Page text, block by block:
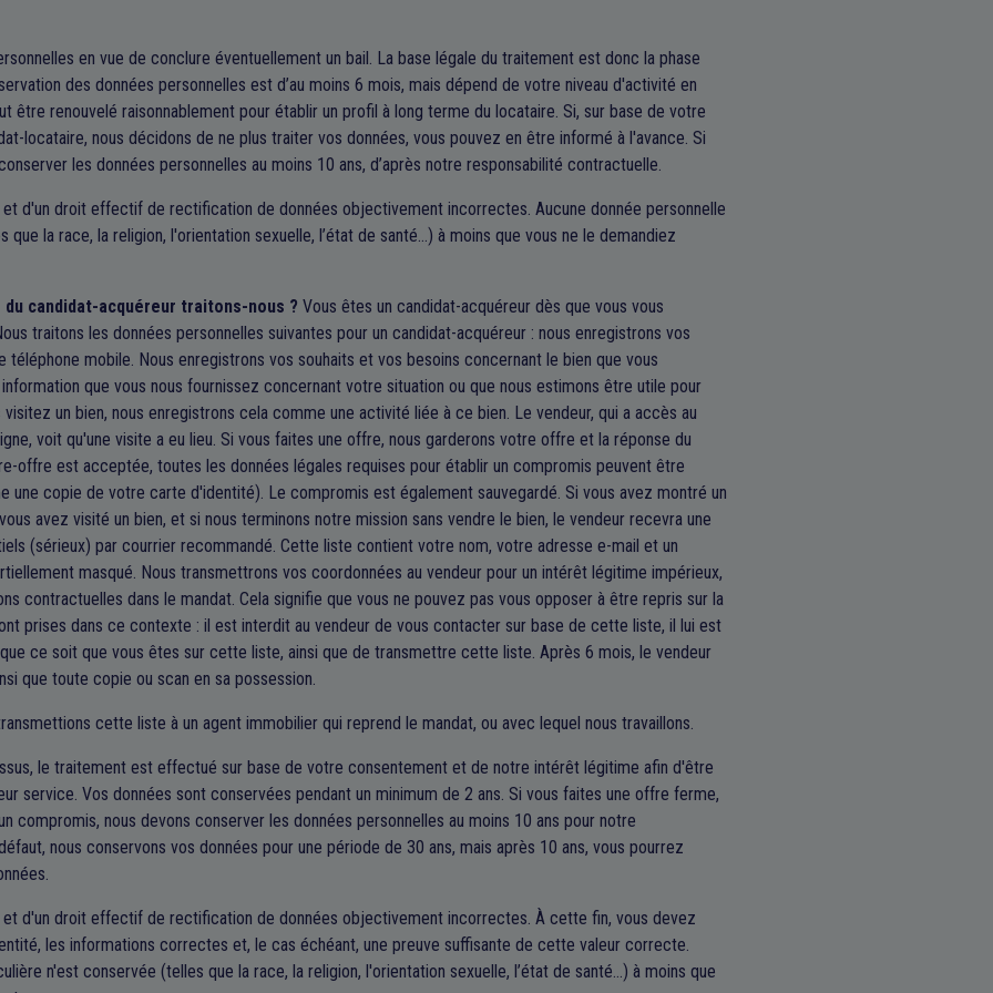
en vue de conclure éventuellement un bail. La base légale du traitement est donc la phase
des données personnelles est d’au moins 6 mois, mais dépend de votre niveau d'activité en
être renouvelé raisonnablement pour établir un profil à long terme du locataire. Si, sur base de votre
locataire, nous décidons de ne plus traiter vos données, vous pouvez en être informé à l'avance. Si
les données personnelles au moins 10 ans, d’après notre responsabilité contractuelle.
d'un droit effectif de rectification de données objectivement incorrectes. Aucune donnée personnelle
la race, la religion, l'orientation sexuelle, l’état de santé…) à moins que vous ne le demandiez
candidat-acquéreur traitons-nous ? Vous êtes un candidat-acquéreur dès que vous vous
traitons les données personnelles suivantes pour un candidat-acquéreur : nous enregistrons vos
téléphone mobile. Nous enregistrons vos souhaits et vos besoins concernant le bien que vous
que vous nous fournissez concernant votre situation ou que nous estimons être utile pour
un bien, nous enregistrons cela comme une activité liée à ce bien. Le vendeur, qui a accès au
voit qu'une visite a eu lieu. Si vous faites une offre, nous garderons votre offre et la réponse du
offre est acceptée, toutes les données légales requises pour établir un compromis peuvent être
une copie de votre carte d'identité). Le compromis est également sauvegardé. Si vous avez montré un
avez visité un bien, et si nous terminons notre mission sans vendre le bien, le vendeur recevra une
(sérieux) par courrier recommandé. Cette liste contient votre nom, votre adresse e-mail et un
masqué. Nous transmettrons vos coordonnées au vendeur pour un intérêt légitime impérieux,
contractuelles dans le mandat. Cela signifie que vous ne pouvez pas vous opposer à être repris sur la
prises dans ce contexte : il est interdit au vendeur de vous contacter sur base de cette liste, il lui est
ce soit que vous êtes sur cette liste, ainsi que de transmettre cette liste. Après 6 mois, le vendeur
que toute copie ou scan en sa possession.
cette liste à un agent immobilier qui reprend le mandat, ou avec lequel nous travaillons.
le traitement est effectué sur base de votre consentement et de notre intérêt légitime afin d'être
service. Vos données sont conservées pendant un minimum de 2 ans. Si vous faites une offre ferme,
compromis, nous devons conserver les données personnelles au moins 10 ans pour notre
nous conservons vos données pour une période de 30 ans, mais après 10 ans, vous pourrez
d'un droit effectif de rectification de données objectivement incorrectes. À cette fin, vous devez
les informations correctes et, le cas échéant, une preuve suffisante de cette valeur correcte.
n'est conservée (telles que la race, la religion, l'orientation sexuelle, l’état de santé…) à moins que